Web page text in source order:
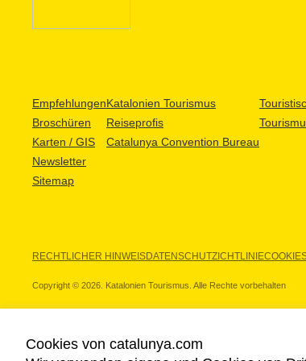
Empfehlungen
Broschüren
Karten / GIS
Newsletter
Sitemap
Katalonien Tourismus
Reiseprofis
Catalunya Convention Bureau
RECHTLICHER HINWEISDATENSCHUTZICHTLINIE
Copyright © 2026. Katalonien Tourismus. Alle Rechte vorbehalten
Cookies von catalunya.com